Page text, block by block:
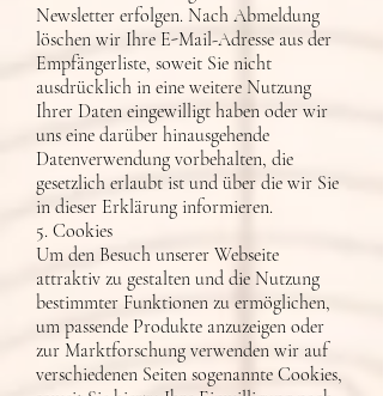
Newsletter erfolgen. Nach Abmeldung
löschen wir Ihre E-Mail-Adresse aus der
Empfängerliste, soweit Sie nicht
ausdrücklich in eine weitere Nutzung
Ihrer Daten eingewilligt haben oder wir
uns eine darüber hinausgehende
Datenverwendung vorbehalten, die
gesetzlich erlaubt ist und über die wir Sie
in dieser Erklärung informieren.
5. Cookies
Um den Besuch unserer Webseite
attraktiv zu gestalten und die Nutzung
bestimmter Funktionen zu ermöglichen,
um passende Produkte anzuzeigen oder
zur Marktforschung verwenden wir auf
verschiedenen Seiten sogenannte Cookies,